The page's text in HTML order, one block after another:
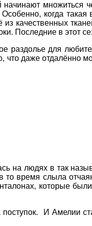
множиться
когда
из качественных
Последние в этот
раздолье для
даже отдалённо
на людях в так
время слыла
которые
И Амелии